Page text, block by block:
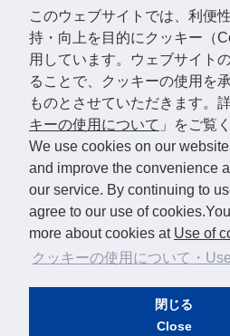
このウェブサイトでは、利便
持・向上を目的にクッキー（
用しています。ウェブサイト
ることで、クッキーの使用を
ものとさせていただきます。
キーの使用について 」をご覧
We use cookies on our
and improve the convenience
our service. By continuing to
agree to our use of
more about cookies at Use of
クッキーの使用について・
閉じる
Close
過去の開催報告
2025年度 2024年度 2023年
2021年度 2020年度 2019年度
主催：経済産業省資源エネル
備機構(NUMO)